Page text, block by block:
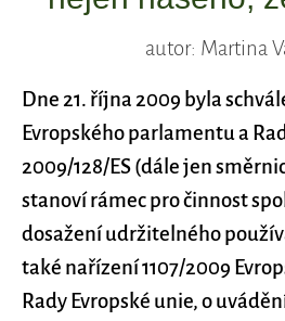
autor: Martina
Dne 21. října 2009 byla
Evropského parlamentu a
2009/128/ES (dále jen
stanoví rámec pro činnost
dosažení udržitelného
také nařízení 1107/2009
Rady Evropské unie, o